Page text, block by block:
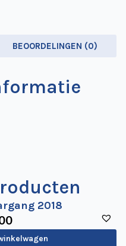
BEOORDELINGEN (0)
2018